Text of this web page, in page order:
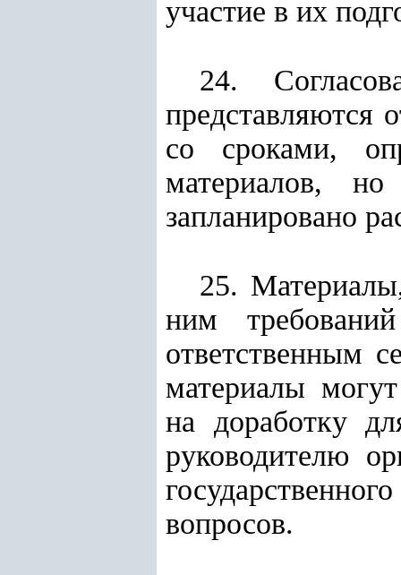
участие в их
24.
представляются
со сроками,
материалов,
запланировано
25.
ним
ответственным
материалы
на доработку
руководителю
вопросов.